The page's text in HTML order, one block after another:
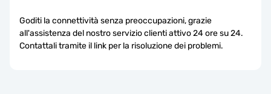
Goditi la connettività senza preoccupazioni, grazie
all'assistenza del nostro servizio clienti attivo 24 ore su 24.
Contattali tramite il link per la risoluzione dei problemi.